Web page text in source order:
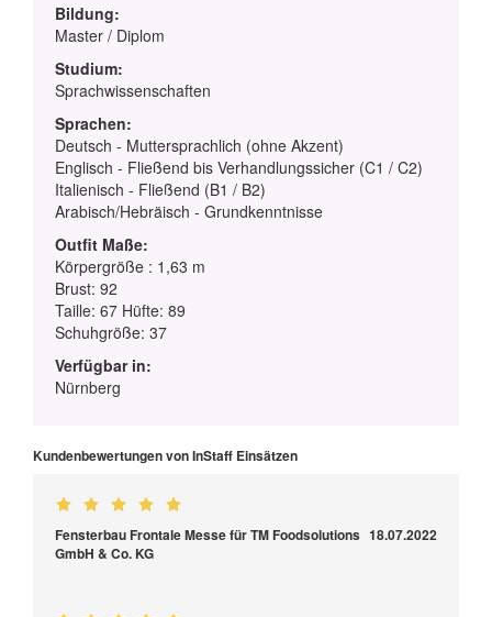
Bildung:
Master / Diplom
Studium:
Sprachwissenschaften
Sprachen:
Deutsch - Muttersprachlich (ohne Akzent)
Englisch - Fließend bis Verhandlungssicher (C1 / C2)
Italienisch - Fließend (B1 / B2)
Arabisch/Hebräisch - Grundkenntnisse
Outfit Maße:
Körpergröße : 1,63 m
Brust: 92
Taille: 67 Hüfte: 89
Schuhgröße: 37
Verfügbar in:
Nürnberg
Kundenbewertungen von InStaff Einsätzen
Fensterbau Frontale Messe für TM Foodsolutions
GmbH & Co. KG
18.07.2022